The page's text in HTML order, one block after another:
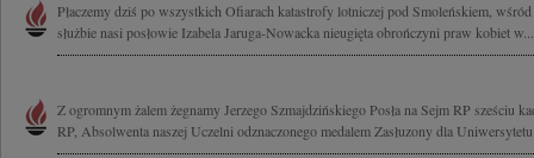
Płaczemy dziś po wszystkich Ofiarach katastrofy lotniczej pod Smoleńskiem,
służbie nasi posłowie Izabela Jaruga-Nowacka nieugięta obrończyni praw kobiet w...
Z ogromnym żalem żegnamy Jerzego Szmajdzińskiego Posła na Sejm RP sześciu
RP, Absolwenta naszej Uczelni odznaczonego medalem Zasłuzony dla